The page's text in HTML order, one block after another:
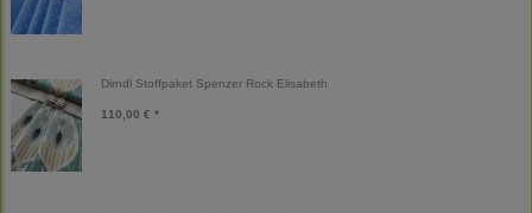
Dirndl Stoffpaket Spenzer Rock Elisabeth
110,00 € *